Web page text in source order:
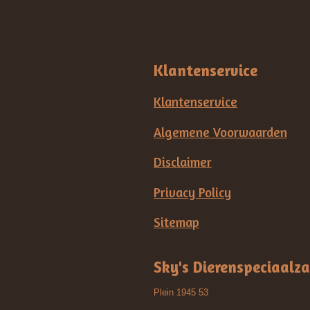
Klantenservice
Klantenservice
Algemene Voorwaarden
Disclaimer
Privacy Policy
Sitemap
Sky's
Plein 1945 53